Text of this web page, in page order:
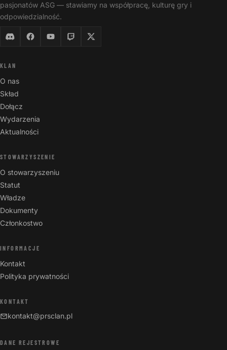
pasjonatów ASG — stawiamy na współpracę, kulturę gry i
odpowiedzialność.
KLAN
O nas
Skład
Dołącz
Wydarzenia
Aktualności
STOWARZYSZENIE
O stowarzyszeniu
Statut
Władze
Dokumenty
Członkostwo
INFORMACJE
Kontakt
Polityka prywatności
KONTAKT
kontakt@prsclan.pl
DANE REJESTROWE